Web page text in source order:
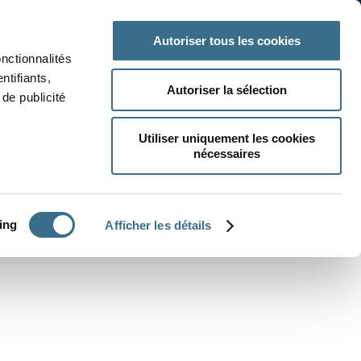
publicité
Afficher les détails
Autoriser tous les cookies
Autoriser la sélection
Utiliser uniquement les cookies
nécessaires